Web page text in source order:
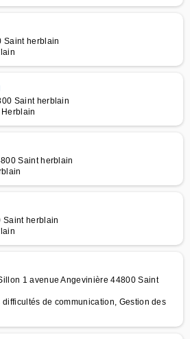
Saint herblain
Saint herblain
Saint herblain
Saint herblain
1 avenue Angevinière 44800 Saint
de communication, Gestion des